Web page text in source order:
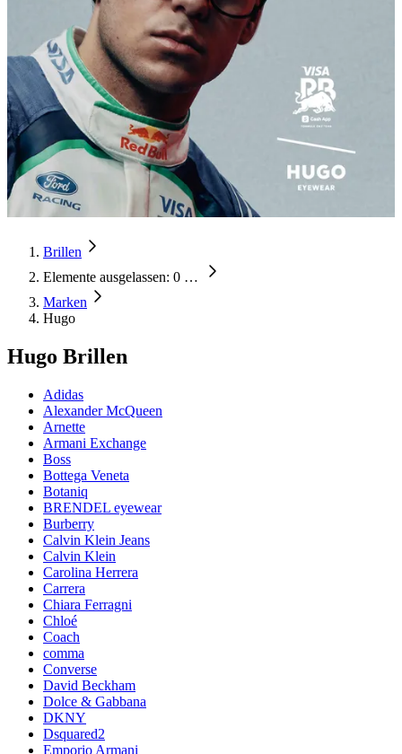
Brillen
Elemente ausgelassen: 0 …
Marken
Hugo
Hugo Brillen
Adidas
Alexander McQueen
Arnette
Armani Exchange
Boss
Bottega Veneta
Botaniq
BRENDEL eyewear
Burberry
Calvin Klein Jeans
Calvin Klein
Carolina Herrera
Carrera
Chiara Ferragni
Chloé
Coach
comma
Converse
David Beckham
Dolce & Gabbana
DKNY
Dsquared2
Emporio Armani